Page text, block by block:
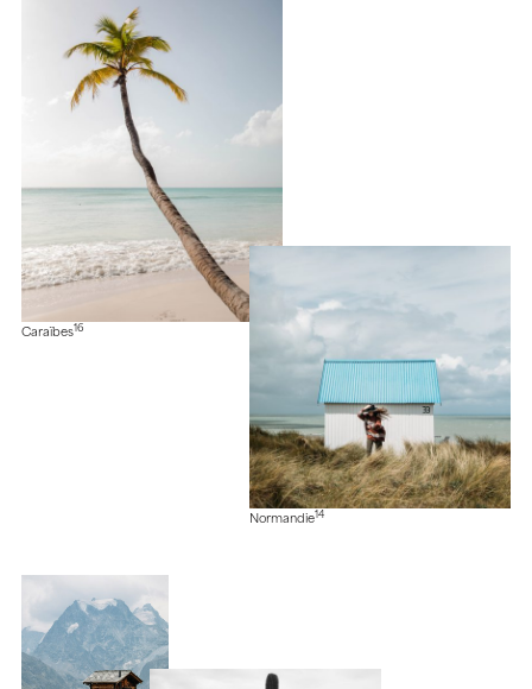
Caraïbes16
Normandie14